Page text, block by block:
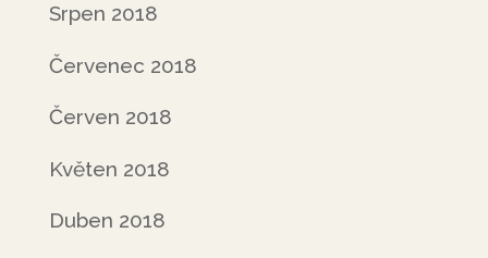
Srpen 2018
Červenec 2018
Červen 2018
Květen 2018
Duben 2018